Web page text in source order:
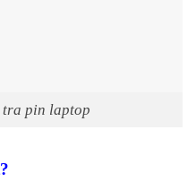
tra pin laptop